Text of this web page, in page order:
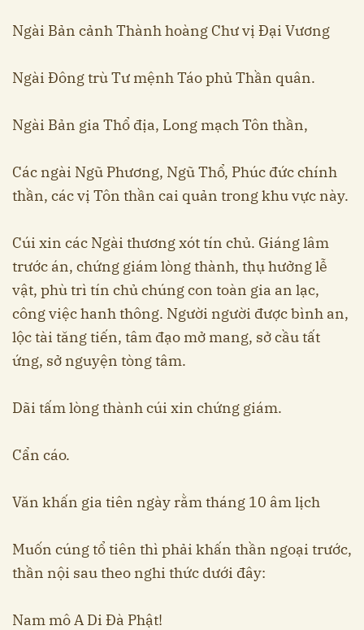
Ngài Bản cảnh Thành hoàng Chư vị Đại Vương
Ngài Đông trù Tư mệnh Táo phủ Thần quân.
Ngài Bản gia Thổ địa, Long mạch Tôn thần,
Các ngài Ngũ Phương, Ngũ Thổ, Phúc đức chính
thần, các vị Tôn thần cai quản trong khu vực này.
Cúi xin các Ngài thương xót tín chủ. Giáng lâm
trước án, chứng giám lòng thành, thụ hưởng lễ
vật, phù trì tín chủ chúng con toàn gia an lạc,
công việc hanh thông. Người người được bình an,
lộc tài tăng tiến, tâm đạo mở mang, sở cầu tất
ứng, sở nguyện tòng tâm.
Dãi tấm lòng thành cúi xin chứng giám.
Cẩn cáo.
Văn khấn gia tiên ngày rằm tháng 10 âm lịch
Muốn cúng tổ tiên thì phải khấn thần ngoại trước,
thần nội sau theo nghi thức dưới đây:
Nam mô A Di Đà Phật!